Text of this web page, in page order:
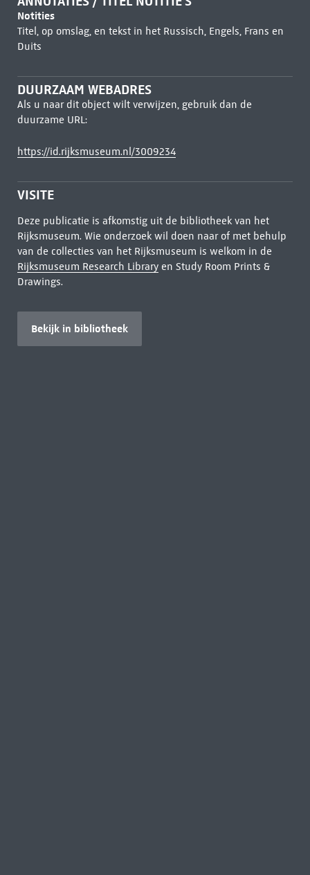
Notities
Titel, op omslag, en tekst in het Russisch, Engels, Frans en
Duits
DUURZAAM WEBADRES
Als u naar dit object wilt verwijzen, gebruik dan de
duurzame URL:
https://id.rijksmuseum.nl/3009234
VISITE
Deze publicatie is afkomstig uit de bibliotheek van het
Rijksmuseum. Wie onderzoek wil doen naar of met behulp
van de collecties van het Rijksmuseum is welkom in de
Rijksmuseum Research Libraryen Study Room Prints &
Drawings.
Bekijk in bibliotheek